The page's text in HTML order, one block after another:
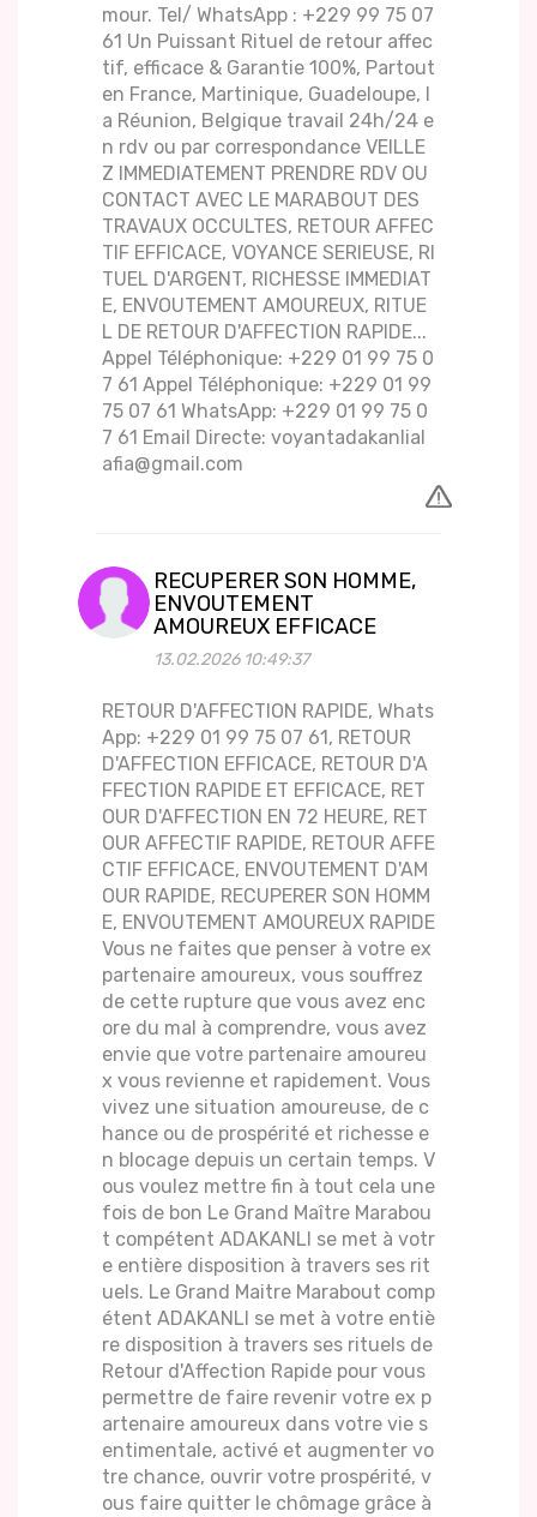
mour. Tel/ WhatsApp : +229 99 75 07
61 Un Puissant Rituel de retour affec
tif, efficace & Garantie 100%, Partout
en France, Martinique, Guadeloupe, l
a Réunion, Belgique travail 24h/24 e
n rdv ou par correspondance VEILLE
Z IMMEDIATEMENT PRENDRE RDV OU
CONTACT AVEC LE MARABOUT DES
TRAVAUX OCCULTES, RETOUR AFFEC
TIF EFFICACE, VOYANCE SERIEUSE, RI
TUEL D'ARGENT, RICHESSE IMMEDIAT
E, ENVOUTEMENT AMOUREUX, RITUE
L DE RETOUR D'AFFECTION RAPIDE...
Appel Téléphonique: +229 01 99 75 0
7 61 Appel Téléphonique: +229 01 99
75 07 61 WhatsApp: +229 01 99 75 0
7 61 Email Directe: voyantadakanlial
afia@gmail.com
RECUPERER SON HOMME,
ENVOUTEMENT
AMOUREUX EFFICACE
13.02.2026 10:49:37
RETOUR D'AFFECTION RAPIDE, Whats
App: +229 01 99 75 07 61, RETOUR
D'AFFECTION EFFICACE, RETOUR D'A
FFECTION RAPIDE ET EFFICACE, RET
OUR D'AFFECTION EN 72 HEURE, RET
OUR AFFECTIF RAPIDE, RETOUR AFFE
CTIF EFFICACE, ENVOUTEMENT D'AM
OUR RAPIDE, RECUPERER SON HOMM
E, ENVOUTEMENT AMOUREUX RAPIDE
Vous ne faites que penser à votre ex
partenaire amoureux, vous souffrez
de cette rupture que vous avez enc
ore du mal à comprendre, vous avez
envie que votre partenaire amoureu
x vous revienne et rapidement. Vous
vivez une situation amoureuse, de c
hance ou de prospérité et richesse e
n blocage depuis un certain temps. V
ous voulez mettre fin à tout cela une
fois de bon Le Grand Maître Marabou
t compétent ADAKANLI se met à votr
e entière disposition à travers ses rit
uels. Le Grand Maitre Marabout comp
étent ADAKANLI se met à votre entiè
re disposition à travers ses rituels de
Retour d'Affection Rapide pour vous
permettre de faire revenir votre ex p
artenaire amoureux dans votre vie s
entimentale, activé et augmenter vo
tre chance, ouvrir votre prospérité, v
ous faire quitter le chômage grâce à